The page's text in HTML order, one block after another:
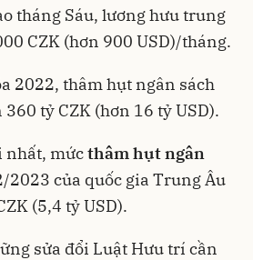
tháng Sáu, lương hưu trung
CZK (hơn 900 USD)/tháng.
2022, thâm hụt ngân sách
tỷ CZK (hơn 16 tỷ USD).
nhất, mứcthâm hụt ngân
2023 của quốc gia Trung Âu
(5,4 tỷ USD).
sửa đổi Luật Hưu trí cần